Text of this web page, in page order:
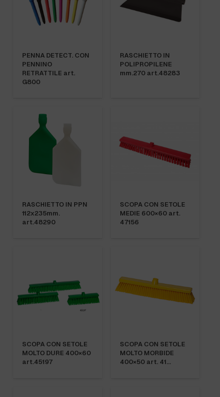
PENNA DETECT. CON
PENNINO
RETRATTILE art.
G800
RASCHIETTO IN
POLIPROPILENE
mm.270 art.48283
RASCHIETTO IN PPN
112x235mm.
art.48290
SCOPA CON SETOLE
MEDIE 600×60 art.
47156
SCOPA CON SETOLE
MOLTO DURE 400×60
art.45197
SCOPA CON SETOLE
MOLTO MORBIDE
400×50 art. 41…